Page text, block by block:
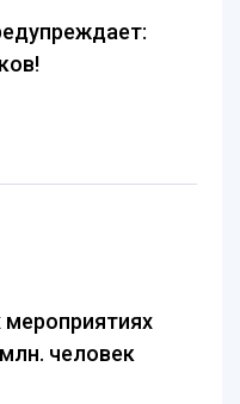
мероприятиях
человек